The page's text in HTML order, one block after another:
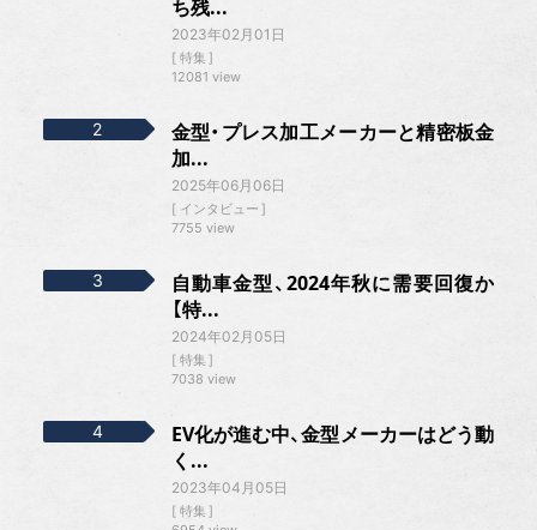
ち残...
2023年02月01日
特集
12081 view
金型・プレス加工メーカーと精密板金
加...
2025年06月06日
インタビュー
7755 view
自動車金型、2024年秋に需要回復か
【特...
2024年02月05日
特集
7038 view
EV化が進む中、金型メーカーはどう動
く...
2023年04月05日
特集